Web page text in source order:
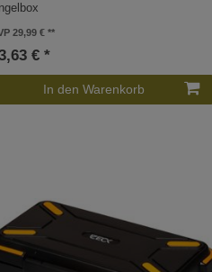
29,99 €
€ *
In den Warenkorb